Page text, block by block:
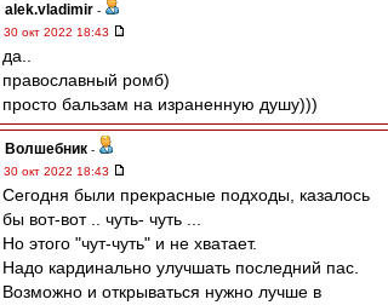
alek.vladimir -
30 окт 2022 18:43
да..
православный ромб)
просто бальзам на израненную душу)))
Волшебник -
30 окт 2022 18:43
Сегодня были прекрасные подходы, казалось
бы вот-вот .. чуть- чуть ...
Но этого "чут-чуть" и не хватает.
Надо кардинально улучшать последний пас.
Возможно и открываться нужно лучше в